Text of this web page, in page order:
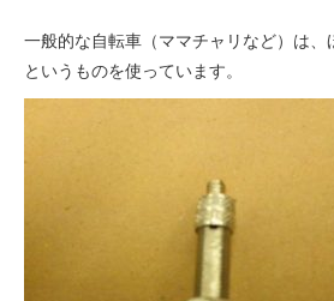
会社概要
一般的な自転車（ママチャリなど）は、
というものを使っています。